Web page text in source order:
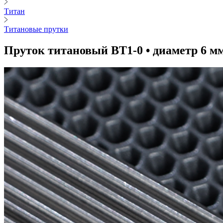
Титан
Титановые прутки
Пруток титановый ВТ1-0 • диаметр 6